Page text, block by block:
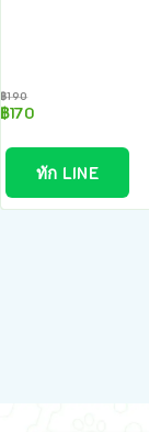
฿190
฿170
ทัก LINE